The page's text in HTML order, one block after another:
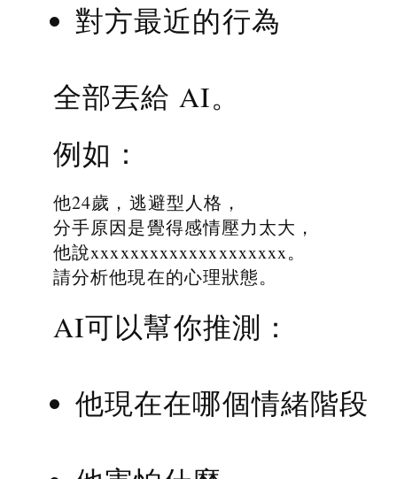
對方最近的行為
全部丟給 AI。
例如：
他24歲，逃避型人格，
分手原因是覺得感情壓力太大，
他說xxxxxxxxxxxxxxxxxxxx。
請分析他現在的心理狀態。
AI可以幫你推測：
他現在在哪個情緒階段